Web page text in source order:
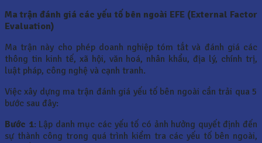
Ma trận đánh giá các yếu tố bên ngoài EFE (External Factor
Evaluation)
Ma trận này cho phép doanh nghiệp tóm tắt và đánh giá các
thông tin kinh tế, xã hội, văn hoá, nhân khẩu, địa lý, chính trị,
luật pháp, công nghệ và cạnh tranh.
Việc xây dựng ma trận đánh giá yếu tố bên ngoài cần trải qua 5
bước sau đây:
Bước 1: Lập danh mục các yếu tố có ảnh hưởng quyết định đến
sự thành công trong quá trình kiểm tra các yếu tố bên ngoài,